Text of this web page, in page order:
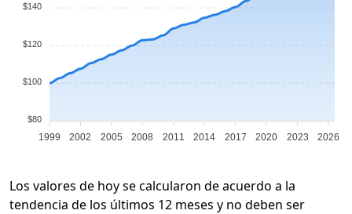
$140
$120
$100
$80
1999 2002 2005 2008 2011 2014 2017 2020 2023 2026
Los valores de hoy se calcularon de acuerdo a la
tendencia de los últimos 12 meses y no deben ser